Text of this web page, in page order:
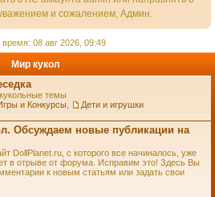
и сожалением, Админ.
08 авг 2026, 09:49
Мир кукол
темы
и Конкурсы
Дети и игрушки
Обсуждаем новые публикации на
DollPlanet.ru, с которого все начиналось, уже
в отрыве от форума. Исправим это! Здесь Вы
к новым статьям или задать свои